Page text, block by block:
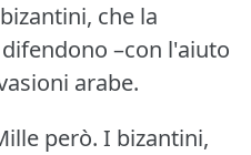
che la
–con l'aiuto
arabe.
però. I bizantini,